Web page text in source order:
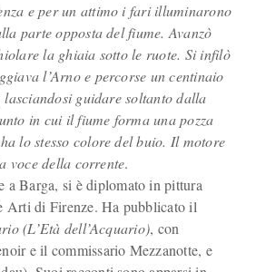
e per un attimo i fari illuminarono
parte opposta del fiume. Avanzò
la ghiaia sotto le ruote. Si infilò
l’Arno e percorse un centinaio
guidare soltanto dalla
in cui il fiume forma una pozza
lo stesso colore del buio. Il motore
voce della corrente.
a Barga, si è diplomato in pittura
Arti di Firenze. Ha pubblicato il
(L’Età dell’Acquario), con
e il commissario Mezzanotte, e